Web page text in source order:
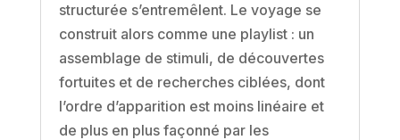
structurée s’entremêlent. Le voyage se
construit alors comme une playlist : un
assemblage de stimuli, de découvertes
fortuites et de recherches ciblées, dont
l’ordre d’apparition est moins linéaire et
de plus en plus façonné par les